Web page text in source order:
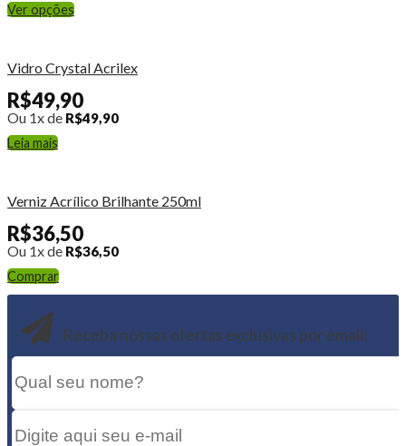
Ver opções
Vidro Crystal Acrilex
R$49,90
Ou 1x de R$49,90
Leia mais
Verniz Acrílico Brilhante 250ml
R$36,50
Ou 1x de R$36,50
Comprar
Receba nossas ofertas exclusivas por email: